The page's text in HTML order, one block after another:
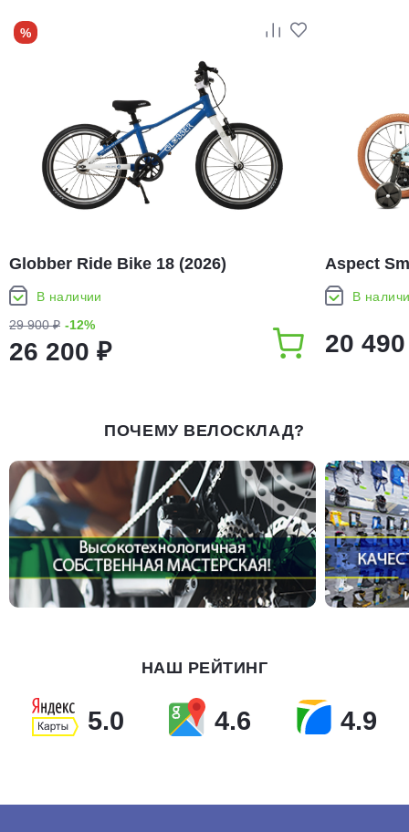
%
Globber Ride Bike 18 (2026)
В наличии
29 900 ₽ -12%
26 200 ₽
Aspect
В
20
ПОЧЕМУ ВЕЛОСКЛАД?
НАШ РЕЙТИНГ
5.0 4.6 4.9